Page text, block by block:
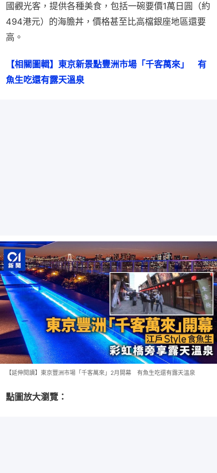
國觀光客，提供各種美食，包括一碗要價1萬日圓（約
494港元）的海膽丼，價格甚至比高檔銀座地區還要
高。
【相關圖輯】東京新景點豐洲市場「千客萬來」　有
魚生吃還有露天溫泉
【延伸閱讀】東京豐洲市場「千客萬來」2月開幕 有魚生吃還有露天溫泉
點圖放大瀏覽：